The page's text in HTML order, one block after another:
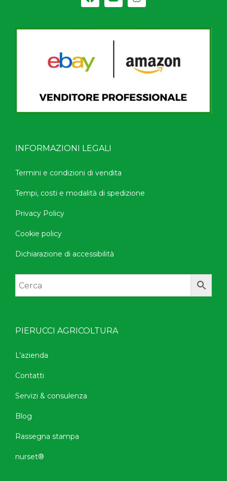
INFORMAZIONI LEGALI
Termini e condizioni di vendita
Tempi, costi e modalità di spedizione
Privacy Policy
Cookie policy
Dichiarazione di accessibilità
PIERUCCI AGRICOLTURA
L’azienda
Contatti
Servizi & consulenza
Blog
Rassegna stampa
nurset®